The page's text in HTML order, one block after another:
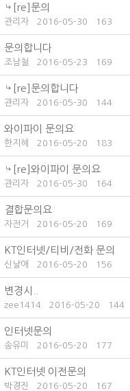
[re]문의
관리자 2016-05-30 163
문의합니다
조남철 2016-05-23 169
[re]문의합니다
관리자 2016-05-30 144
와이파이 문의요
한지혜 2016-05-20 183
[re]와이파이 문의요
관리자 2016-05-30 164
결합문의요
자전거 2016-05-20 169
KT인터넷/티비/전화 문의
신날애 2016-05-20 156
변경시..
zee1414 2016-05-20 144
인터넷문의
송유미 2016-05-20 177
KT인터넷 이전문의
박경진 2016-05-20 167